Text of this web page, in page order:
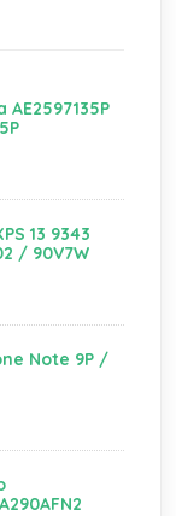
13 9343
/ 90V7W
Note 9P /